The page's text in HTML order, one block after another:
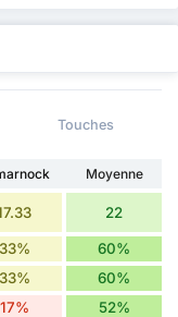
Touches
Moyenne
22
33% 60%
33% 60%
17% 52%